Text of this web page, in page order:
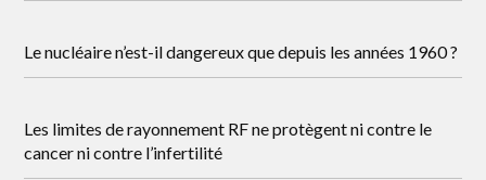
Le nucléaire n’est-il dangereux que depuis les années 1960 ?
Les limites de rayonnement RF ne protègent ni contre le
cancer ni contre l’infertilité